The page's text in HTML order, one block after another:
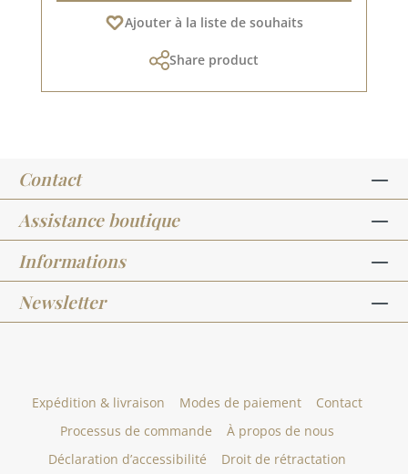
Ajouter à la liste de souhaits
Share product
Contact
Assistance boutique
Informations
Newsletter
Expédition & livraison Modes de paiement
Contact
Processus de commande
À propos de nous
Déclaration d’accessibilité
Droit de rétractation